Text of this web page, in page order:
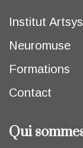
Institut Artsys
Neuromuse
Formations
Contact
Qui